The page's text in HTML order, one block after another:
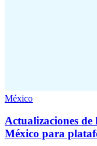
México
Actualizaciones de
México para